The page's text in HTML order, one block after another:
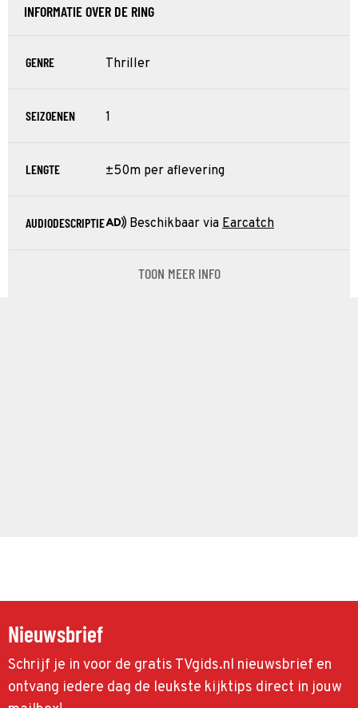
INFORMATIE OVER DE RING
GENRE Thriller
SEIZOENEN 1
LENGTE ±50m per aflevering
AUDIODESCRIPTIE Beschikbaar via Earcatch
TOON MEER INFO
Nieuwsbrief
Schrijf je in voor de gratis TVgids.nl nieuwsbrief en
ontvang iedere dag de leukste kijktips direct in jouw